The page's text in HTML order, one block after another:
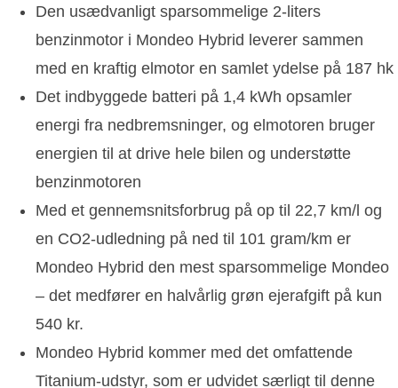
Den usædvanligt sparsommelige 2-liters
benzinmotor i Mondeo Hybrid leverer sammen
med en kraftig elmotor en samlet ydelse på 187 hk
Det indbyggede batteri på 1,4 kWh opsamler
energi fra nedbremsninger, og elmotoren bruger
energien til at drive hele bilen og understøtte
benzinmotoren
Med et gennemsnitsforbrug på op til 22,7 km/l og
en CO2-udledning på ned til 101 gram/km er
Mondeo Hybrid den mest sparsommelige Mondeo
– det medfører en halvårlig grøn ejerafgift på kun
540 kr.
Mondeo Hybrid kommer med det omfattende
Titanium-udstyr, som er udvidet særligt til denne